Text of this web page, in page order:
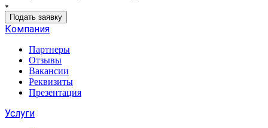
Подать заявку
Компания
Партнеры
Отзывы
Вакансии
Реквизиты
Презентация
Услуги